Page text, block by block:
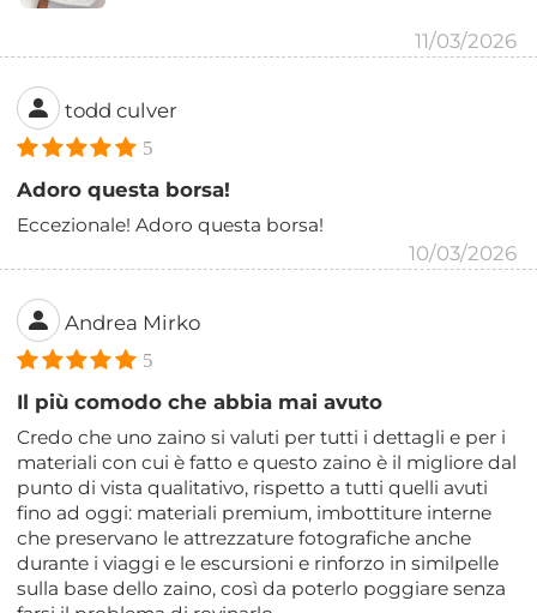
11/03/2026
todd culver
5
Adoro questa borsa!
Eccezionale! Adoro questa borsa!
10/03/2026
Andrea Mirko
5
Il più comodo che abbia mai avuto
Credo che uno zaino si valuti per tutti i dettagli e per i
materiali con cui è fatto e questo zaino è il migliore dal
punto di vista qualitativo, rispetto a tutti quelli avuti
fino ad oggi: materiali premium, imbottiture interne
che preservano le attrezzature fotografiche anche
durante i viaggi e le escursioni e rinforzo in similpelle
sulla base dello zaino, così da poterlo poggiare senza